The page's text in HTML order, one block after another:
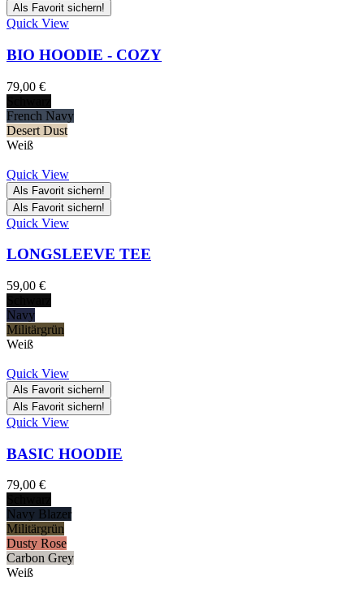
Als Favorit sichern!
Quick View
BIO HOODIE - COZY
79,00 €
French Navy
Desert Dust
Weiß
Quick View
Als Favorit sichern!
Als Favorit sichern!
Quick View
LONGSLEEVE TEE
59,00 €
Navy
Militärgrün
Weiß
Quick View
Als Favorit sichern!
Als Favorit sichern!
Quick View
BASIC HOODIE
79,00 €
Navy Blazer
Militärgrün
Dusty Rose
Carbon Grey
Weiß